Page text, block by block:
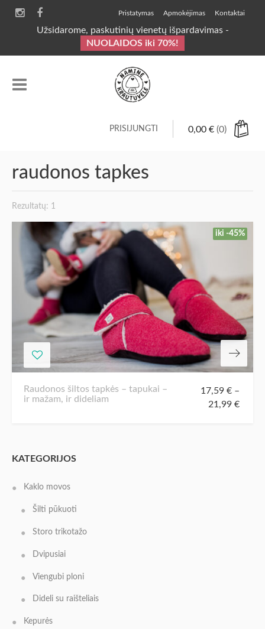
Pristatymas Apmokėjimas Kontaktai
Užsidarome, paskutinių vienetų išpardavimas -
NUOLAIDOS iki 70%!
0,00 € (0)
PRISIJUNGTI
raudonos tapkes
Rezultatų: 1
iki -45%
Raudonos šiltos tapkės – tapukai –
ir mažam, ir dideliam
17,59 €–
21,99 €
KATEGORIJOS
Kaklo movos
Šilti pūkuoti
Storo trikotažo
Dvipusiai
Viengubi ploni
Dideli su raišteliais
Kepurės